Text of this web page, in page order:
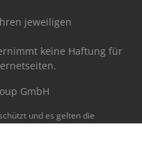
jeweiligen
keine Haftung für
GmbH
und es gelten die